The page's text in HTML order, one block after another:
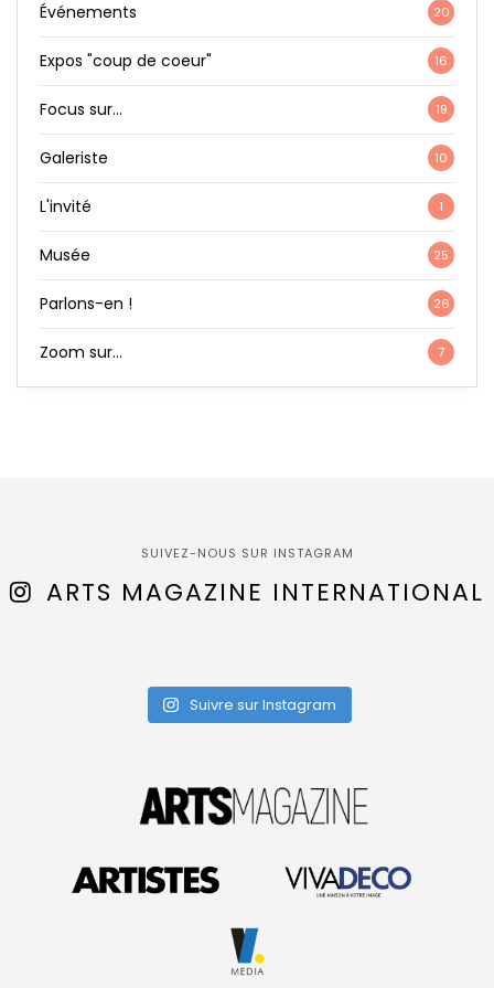
Événements 20
Expos "coup de coeur" 16
Focus sur… 19
Galeriste 10
L'invité 1
Musée 25
Parlons-en ! 26
Zoom sur… 7
SUIVEZ-NOUS SUR INSTAGRAM
ARTS MAGAZINE INTERNATIONAL
Suivre sur Instagram